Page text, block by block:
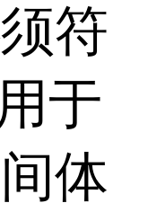
符
于
体